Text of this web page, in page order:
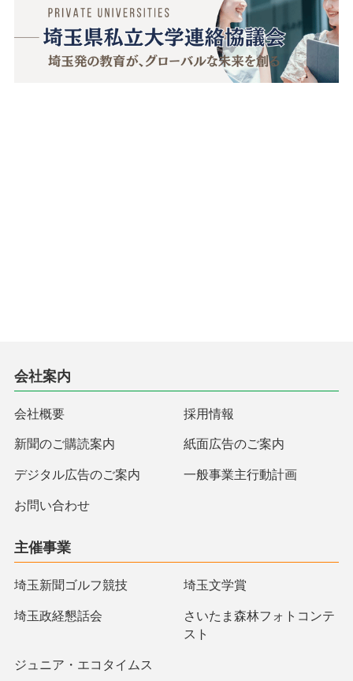
会社案内
会社概要 採用情報
新聞のご購読案内 紙面広告のご案内
デジタル広告のご案内 一般事業主行動計画
お問い合わせ
主催事業
埼玉新聞ゴルフ競技 埼玉文学賞
埼玉政経懇話会
さいたま森林フォトコンテ
スト
ジュニア・エコタイムス